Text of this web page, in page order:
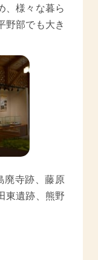
、様々な暮ら
野部でも大き
廃寺跡、藤原
東遺跡、熊野